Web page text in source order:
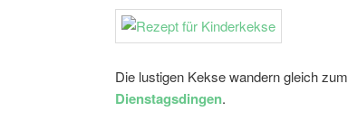
Die lustigen Kekse wandern gleich zum
Dienstagsdingen.